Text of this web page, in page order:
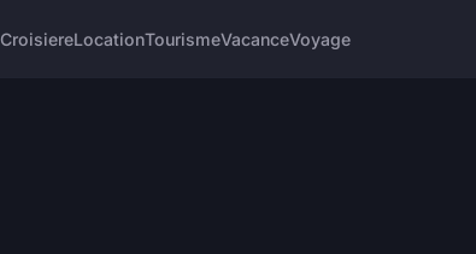
CroisiereLocationTourismeVacanceVoyage